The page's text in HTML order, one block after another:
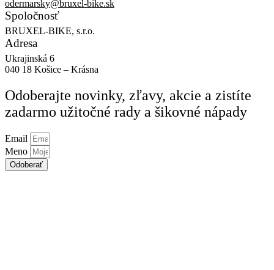
odermarsky@bruxel-bike.sk
Spoločnosť
BRUXEL-BIKE, s.r.o.
Adresa
Ukrajinská 6
040 18 Košice – Krásna
Odoberajte novinky, zľavy, akcie a zistíte
zadarmo užitočné rady a šikovné nápady
Email
Meno
Odoberať